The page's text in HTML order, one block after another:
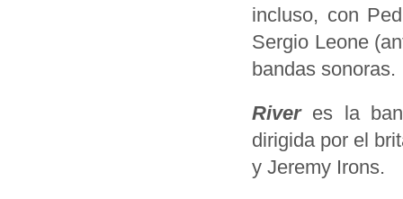
incluso, con
Sergio Leone
bandas sonoras.
Riveres la
dirigida por el
y Jeremy Irons.